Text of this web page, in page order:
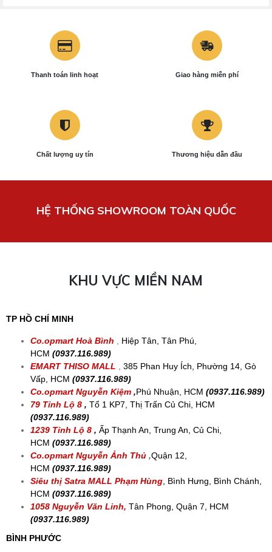
Thanh toán linh hoạt Giao hàng miễn phí
Chất lượng uy tín Thương hiệu dẫn đầu
HỆ THỐNG SHOWROOM TOÀN QUỐC
KHU VỰC MIỀN NAM
TP HỒ CHÍ MINH
Co.opmart Hoà Bình , Hiệp Tân, Tân Phú,
HCM (0937.116.989)
EMART THISO MALL , 385 Phan Huy Ích, Phường 14, Gò
Vấp, HCM (0937.116.989)
Co.opmart Nguyễn Kiệm ,Phú Nhuận, HCM (0937.116.989)
79 Tỉnh Lộ 8 , Tổ 1 KP7, Thị Trấn Củ Chi, HCM
(0937.116.989)
1239 Tỉnh Lộ 8 , Ấp Thạnh An, Trung An, Củ Chi,
HCM (0937.116.989)
Co.opmart Nguyễn Ảnh Thủ ,Quận 12,
HCM (0937.116.989)
Siêu thị Satra MALL Phạm Hùng, Bình Hưng, Bình Chánh,
HCM (0937.116.989)
1058 Nguyễn Văn Linh, Tân Phong, Quận 7, HCM
(0937.116.989)
BÌNH PHƯỚC